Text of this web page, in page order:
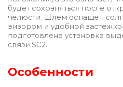
будет сохраняться после
челюсти. Шлем оснащен
визором и удобной
подготовлена ​​установка
связи SC2.
Особенности